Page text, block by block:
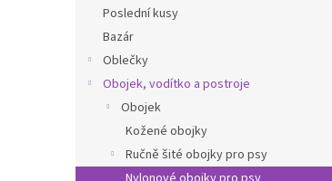
l
Poslední kusy
Bazár
Oblečky
Obojek, vodítko a postroje
Obojek
Kožené obojky
Ručně šité obojky pro psy